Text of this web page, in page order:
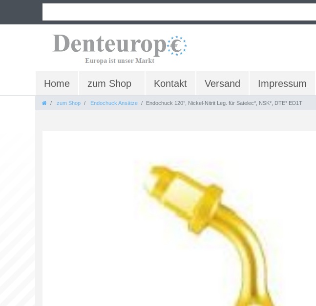
Home zum Shop Kontakt Versand Impressum
zum Shop Endochuck Ansätze Endochuck 120°, Nickel-Nitrit Leg. für Satelec*, NSK*, DTE* ED1T